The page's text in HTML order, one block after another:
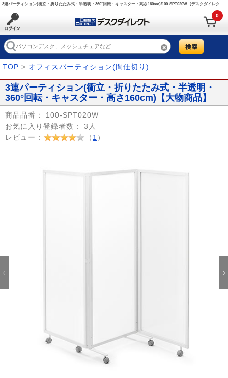
3連パーティション(衝立・折りたたみ式・半透明・360°回転・キャスター・高さ160cm)/100-SPT020W【デスクダイレクト】
0
TOP > オフィスパーティション(間仕切り)
3連パーティション(衝立・折りたたみ式・半透明・
360°回転・キャスター・高さ160cm)【大物商品】
商品品番：
100-SPT020W
お気に入り登録者数：
3人
レビュー：
（ 1 ）